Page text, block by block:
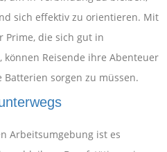
sich effektiv zu orientieren. Mit
Prime, die sich gut in
können Reisende ihre Abenteuer
sorgen zu müssen.
Arbeitsumgebung ist es